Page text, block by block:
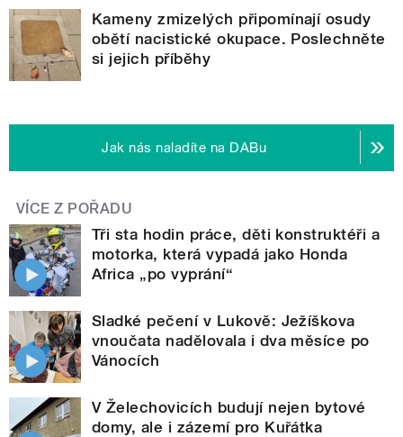
Kameny zmizelých připomínají osudy
obětí nacistické okupace. Poslechněte
si jejich příběhy
Jak nás naladíte na DABu
VÍCE Z POŘADU
Tři sta hodin práce, děti konstruktéři a
motorka, která vypadá jako Honda
Africa „po vyprání“
Sladké pečení v Lukově: Ježíškova
vnoučata nadělovala i dva měsíce po
Vánocích
V Želechovicích budují nejen bytové
domy, ale i zázemí pro Kuřátka